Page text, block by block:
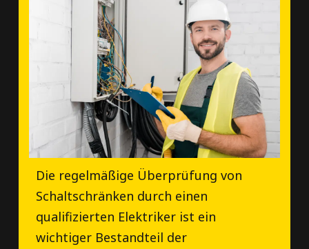
Die regelmäßige Überprüfung von
Schaltschränken durch einen
qualifizierten Elektriker ist ein
wichtiger Bestandteil der